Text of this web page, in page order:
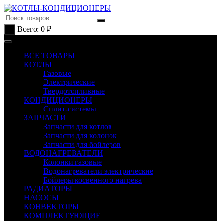
Перейти
к
содержимому
Всего: 0 ₽
ВСЕ ТОВАРЫ
КОТЛЫ
Газовые
Электрические
Твердотопливные
КОНДИЦИОНЕРЫ
Сплит-системы
ЗАПЧАСТИ
Запчасти для котлов
Запчасти для колонок
Запчасти для бойлеров
ВОДОНАГРЕВАТЕЛИ
Колонки газовые
Водонагреватели электрические
Бойлеры косвенного нагрева
РАДИАТОРЫ
НАСОСЫ
КОНВЕКТОРЫ
КОМПЛЕКТУЮЩИЕ